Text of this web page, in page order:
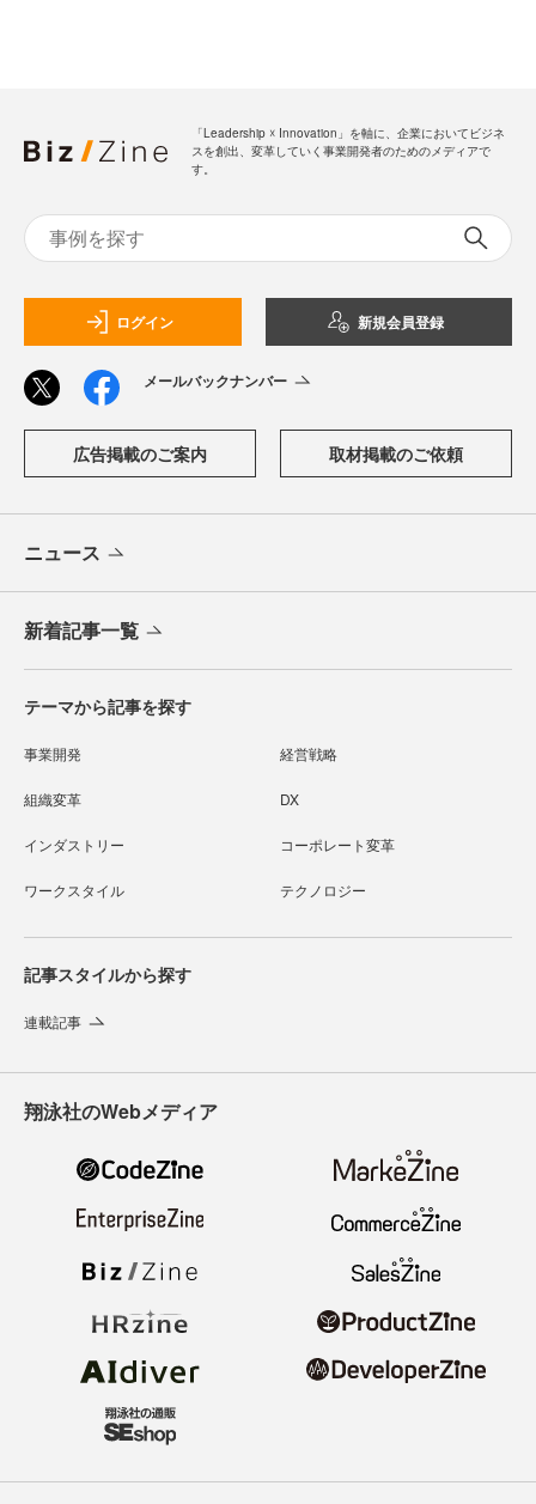
「Leadership ☓ Innovation」を軸に、企業においてビジネ
スを創出、変革していく事業開発者のためのメディアで
す。
ログイン 新規会員登録
メールバックナンバー
広告掲載のご案内 取材掲載のご依頼
ニュース
新着記事一覧
テーマから記事を探す
事業開発 経営戦略
組織変革 DX
インダストリー コーポレート変革
ワークスタイル テクノロジー
記事スタイルから探す
連載記事
翔泳社のWebメディア